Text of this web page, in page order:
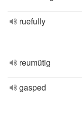
ruefully
reumütig
gasped